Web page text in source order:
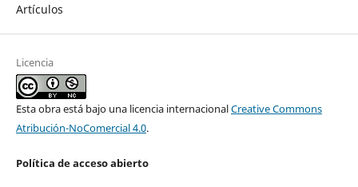
Artículos
Licencia
Esta obra está bajo una licencia internacionalCreative Commons
Atribución-NoComercial 4.0.
Política de acceso abierto